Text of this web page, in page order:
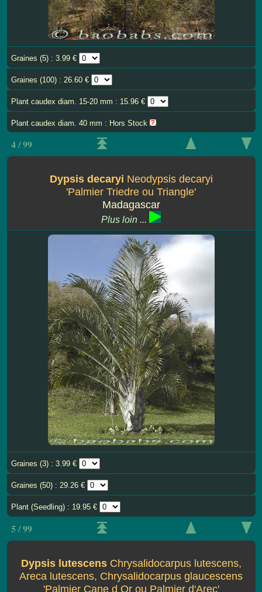
Graines (5) : 3.99 €
Graines (100) : 26.60 €
Plant caudex diam. 15-20 mm : 15.96 €
Plant caudex diam. 40 mm : Hors Stock
4 / 99
Dypsis decaryi Neodypsis decaryi
'Palmier Triedre ou Triangle'
Madagascar
Plus loin ...
Graines (3) : 3.99 €
Graines (50) : 29.26 €
Plant (Seedling) : 19.95 €
5 / 99
Dypsis lutescens Chrysalidocarpus lutescens,
Areca lutescens, Chrysalidocarpus glaucescens
'Palmier Cane d Or ou Palmier d'Arec'